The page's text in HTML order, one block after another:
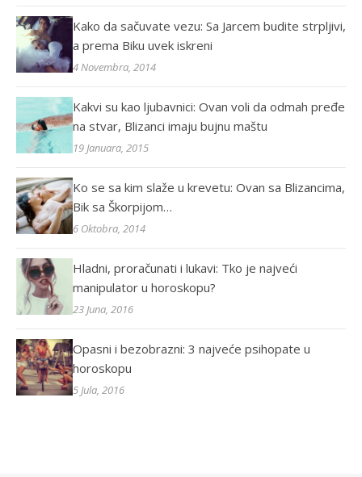
Kako da sačuvate vezu: Sa Jarcem budite strpljivi,
a prema Biku uvek iskreni
4 Novembra, 2014
Kakvi su kao ljubavnici: Ovan voli da odmah pređe
na stvar, Blizanci imaju bujnu maštu
19 Januara, 2015
Ko se sa kim slaže u krevetu: Ovan sa Blizancima,
Bik sa Škorpijom…
6 Oktobra, 2014
Hladni, proračunati i lukavi: Tko je najveći
manipulator u horoskopu?
23 Juna, 2016
Opasni i bezobrazni: 3 najveće psihopate u
horoskopu
5 Jula, 2016